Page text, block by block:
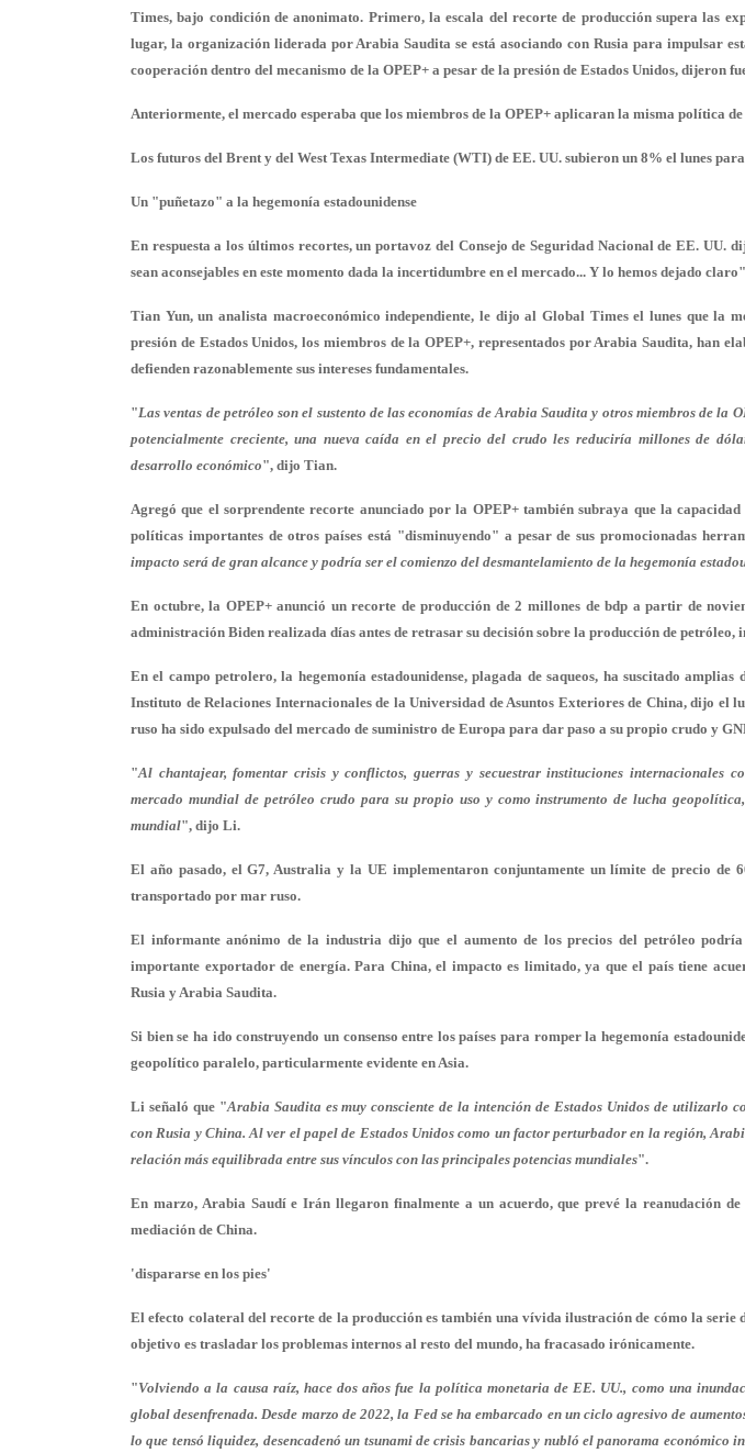
Times, bajo condición de anonimato. Primero, la escala del recorte de producción supera las
lugar, la organización liderada por Arabia Saudita se está asociando con Rusia para impulsar
cooperación dentro del mecanismo de la OPEP+ a pesar de la presión de Estados Unidos, dijeron
Anteriormente, el mercado esperaba que los miembros de la OPEP+ aplicaran la misma política
Los futuros del Brent y del West Texas Intermediate (WTI) de EE. UU. subieron un 8% el lunes
Un "puñetazo" a la hegemonía estadounidense
En respuesta a los últimos recortes, un portavoz del Consejo de Seguridad Nacional de EE. UU.
sean aconsejables en este momento dada la incertidumbre en el mercado... Y lo hemos dejado
Tian Yun, un analista macroeconómico independiente, le dijo al Global Times el lunes que la
presión de Estados Unidos, los miembros de la OPEP+, representados por Arabia Saudita, han
defienden razonablemente sus intereses fundamentales.
"Las ventas de petróleo son el sustento de las economías de Arabia Saudita y otros miembros de la
potencialmente creciente, una nueva caída en el precio del crudo les reduciría millones de
desarrollo económico", dijo Tian.
Agregó que el sorprendente recorte anunciado por la OPEP+ también subraya que la
políticas importantes de otros países está "disminuyendo" a pesar de sus promocionadas
impacto será de gran alcance y podría ser el comienzo del desmantelamiento de la hegemonía
En octubre, la OPEP+ anunció un recorte de producción de 2 millones de bdp a partir de
administración Biden realizada días antes de retrasar su decisión sobre la producción de petróleo,
En el campo petrolero, la hegemonía estadounidense, plagada de saqueos, ha suscitado
Instituto de Relaciones Internacionales de la Universidad de Asuntos Exteriores de China, dijo el
ruso ha sido expulsado del mercado de suministro de Europa para dar paso a su propio crudo y
"Al chantajear, fomentar crisis y conflictos, guerras y secuestrar instituciones internacionales
mercado mundial de petróleo crudo para su propio uso y como instrumento de lucha
mundial", dijo Li.
El año pasado, el G7, Australia y la UE implementaron conjuntamente un límite de precio
transportado por mar ruso.
El informante anónimo de la industria dijo que el aumento de los precios del petróleo
importante exportador de energía. Para China, el impacto es limitado, ya que el país tiene
Rusia y Arabia Saudita.
Si bien se ha ido construyendo un consenso entre los países para romper la hegemonía
geopolítico paralelo, particularmente evidente en Asia.
Li señaló que "Arabia Saudita es muy consciente de la intención de Estados Unidos de utilizarlo
con Rusia y China. Al ver el papel de Estados Unidos como un factor perturbador en la región,
relación más equilibrada entre sus vínculos con las principales potencias mundiales".
En marzo, Arabia Saudí e Irán llegaron finalmente a un acuerdo, que prevé la reanudación
mediación de China.
'dispararse en los pies'
El efecto colateral del recorte de la producción es también una vívida ilustración de cómo la serie
objetivo es trasladar los problemas internos al resto del mundo, ha fracasado irónicamente.
"Volviendo a la causa raíz, hace dos años fue la política monetaria de EE. UU., como una
global desenfrenada. Desde marzo de 2022, la Fed se ha embarcado en un ciclo agresivo de
lo que tensó liquidez, desencadenó un tsunami de crisis bancarias y nubló el panorama económico